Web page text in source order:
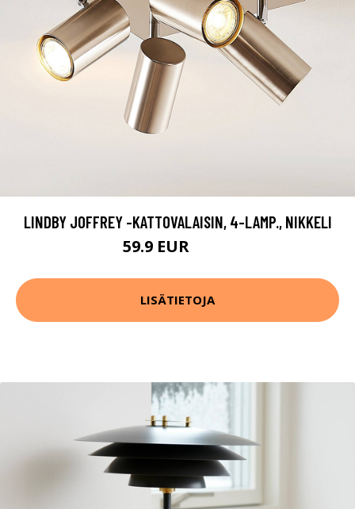
LINDBY JOFFREY -KATTOVALAISIN, 4-LAMP., NIKKELI
59.9 EUR
LISÄTIETOJA